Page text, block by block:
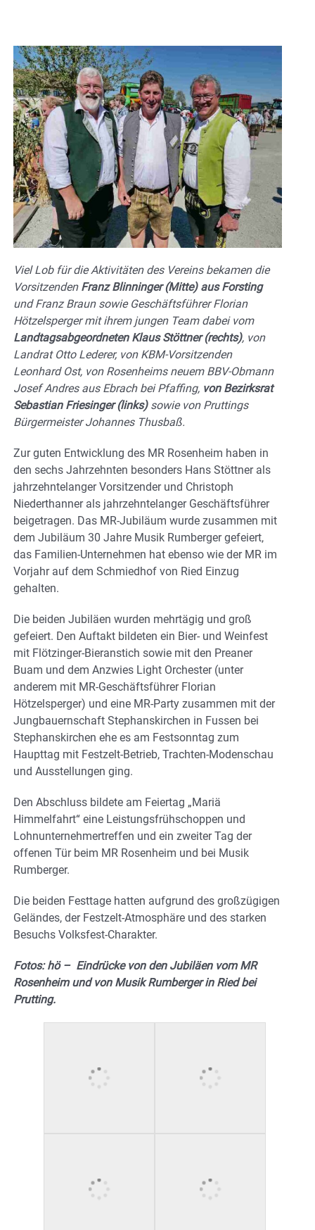
Viel Lob für die Aktivitäten des Vereins bekamen die
Vorsitzenden Franz Blinninger (Mitte) aus Forsting
und Franz Braun sowie Geschäftsführer Florian
Hötzelsperger mit ihrem jungen Team dabei vom
Landtagsabgeordneten Klaus Stöttner (rechts), von
Landrat Otto Lederer, von KBM-Vorsitzenden
Leonhard Ost, von Rosenheims neuem BBV-Obmann
Josef Andres aus Ebrach bei Pfaffing, von Bezirksrat
Sebastian Friesinger (links)sowie von Pruttings
Bürgermeister Johannes Thusbaß.
Zur guten Entwicklung des MR Rosenheim haben in
den sechs Jahrzehnten besonders Hans Stöttner als
jahrzehntelanger Vorsitzender und Christoph
Niederthanner als jahrzehntelanger Geschäftsführer
beigetragen. Das MR-Jubiläum wurde zusammen mit
dem Jubiläum 30 Jahre Musik Rumberger gefeiert,
das Familien-Unternehmen hat ebenso wie der MR im
Vorjahr auf dem Schmiedhof von Ried Einzug
gehalten.
Die beiden Jubiläen wurden mehrtägig und groß
gefeiert. Den Auftakt bildeten ein Bier- und Weinfest
mit Flötzinger-Bieranstich sowie mit den Preaner
Buam und dem Anzwies Light Orchester (unter
anderem mit MR-Geschäftsführer Florian
Hötzelsperger) und eine MR-Party zusammen mit der
Jungbauernschaft Stephanskirchen in Fussen bei
Stephanskirchen ehe es am Festsonntag zum
Haupttag mit Festzelt-Betrieb, Trachten-Modenschau
und Ausstellungen ging.
Den Abschluss bildete am Feiertag „Mariä
Himmelfahrt“ eine Leistungsfrühschoppen und
Lohnunternehmertreffen und ein zweiter Tag der
offenen Tür beim MR Rosenheim und bei Musik
Rumberger.
Die beiden Festtage hatten aufgrund des großzügigen
Geländes, der Festzelt-Atmosphäre und des starken
Besuchs Volksfest-Charakter.
Fotos: hö – Eindrücke von den Jubiläen vom MR
Rosenheim und von Musik Rumberger in Ried bei
Prutting.